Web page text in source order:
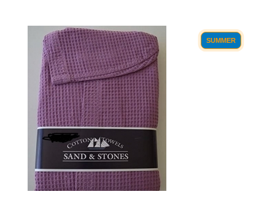
SUMMER